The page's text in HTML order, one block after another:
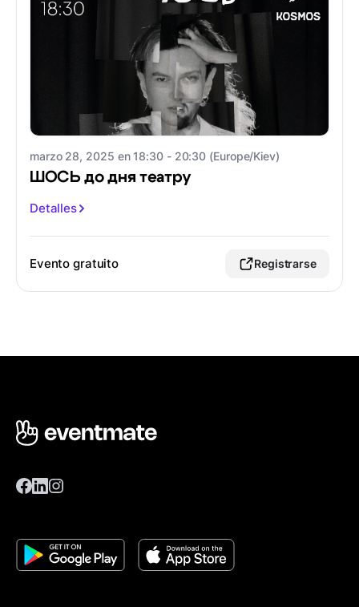
marzo 28, 2025 en 18:30 - 20:30 (Europe/Kiev)
ШОСЬ до дня театру
Detalles
Evento gratuito Registrarse